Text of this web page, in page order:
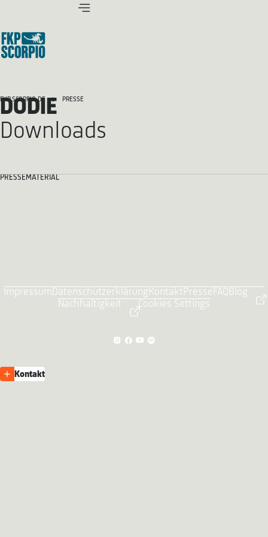
FKP SCORPIO.DE PRESSE
DODIE
Downloads
PRESSEMATERIAL
ImpressumDatenschutzerklärungKontaktPresse FAQBlog
Nachhaltigkeit
Cookies Settings
Kontakt